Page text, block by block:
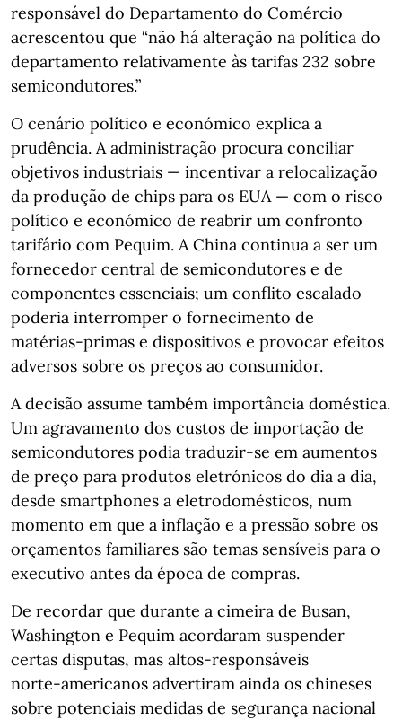
responsável do Departamento do Comércio
acrescentou que “não há alteração na política do
departamento relativamente às tarifas 232 sobre
semicondutores.”
O cenário político e económico explica a
prudência. A administração procura conciliar
objetivos industriais — incentivar a relocalização
da produção de chips para os EUA — com o risco
político e económico de reabrir um confronto
tarifário com Pequim. A China continua a ser um
fornecedor central de semicondutores e de
componentes essenciais; um conflito escalado
poderia interromper o fornecimento de
matérias‑primas e dispositivos e provocar efeitos
adversos sobre os preços ao consumidor.
A decisão assume também importância doméstica.
Um agravamento dos custos de importação de
semicondutores podia traduzir‑se em aumentos
de preço para produtos eletrónicos do dia a dia,
desde smartphones a eletrodomésticos, num
momento em que a inflação e a pressão sobre os
orçamentos familiares são temas sensíveis para o
executivo antes da época de compras.
De recordar que durante a cimeira de Busan,
Washington e Pequim acordaram suspender
certas disputas, mas altos‑responsáveis
norte‑americanos advertiram ainda os chineses
sobre potenciais medidas de segurança nacional